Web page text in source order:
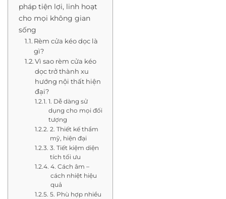
pháp tiện lợi, linh hoạt
cho mọi không gian
sống
Rèm cửa kéo dọc là
gì?
Vì sao rèm cửa kéo
dọc trở thành xu
hướng nội thất hiện
đại?
1. Dễ dàng sử
dụng cho mọi đối
tượng
2. Thiết kế thẩm
mỹ, hiện đại
3. Tiết kiệm diện
tích tối ưu
4. Cách âm –
cách nhiệt hiệu
quả
5. Phù hợp nhiều